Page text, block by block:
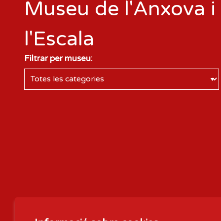
Museu de l'Anxova i
l'Escala
Filtrar per museu: